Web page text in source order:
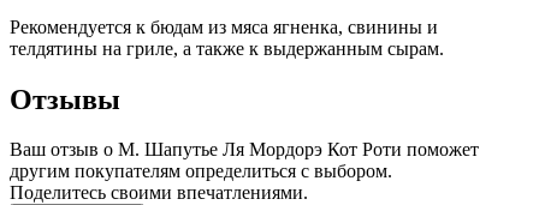
Рекомендуется к бюдам из мяса ягненка, свинины и
телдятины на гриле, а также к выдержанным сырам.
Отзывы
Ваш отзыв о М. Шапутье Ля Мордорэ Кот Роти поможет
другим покупателям определиться с выбором.
Поделитесь своими впечатлениями.